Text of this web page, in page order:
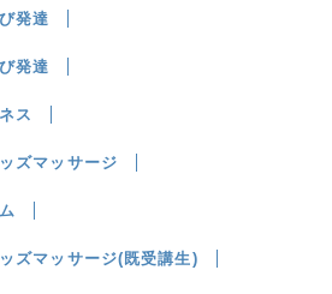
発達
発達
ス
ズマッサージ
ズマッサージ(既受講生)